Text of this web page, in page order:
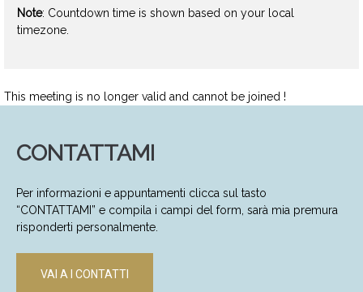
Note: Countdown time is shown based on your local
timezone.
This meeting is no longer valid and cannot be joined !
CONTATTAMI
Per informazioni e appuntamenti clicca sul tasto
“CONTATTAMI” e compila i campi del form, sarà mia premura
risponderti personalmente.
VAI A I CONTATTI